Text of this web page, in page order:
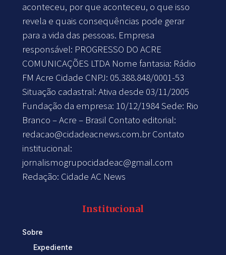
aconteceu, por que aconteceu, o que isso
revela e quais consequências pode gerar
para a vida das pessoas. Empresa
responsável: PROGRESSO DO ACRE
COMUNICAÇÕES LTDA Nome fantasia: Rádio
FM Acre Cidade CNPJ: 05.388.848/0001-53
Situação cadastral: Ativa desde 03/11/2005
Fundação da empresa: 10/12/1984 Sede: Rio
Branco – Acre – Brasil Contato editorial:
redacao@cidadeacnews.com.brContato
institucional:
jornalismogrupocidadeac@gmail.com
Redação: Cidade AC News
Institucional
Sobre
Expediente